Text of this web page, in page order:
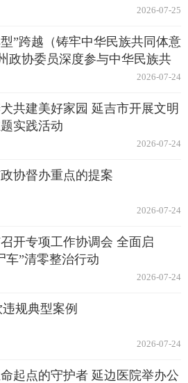
2026-07-25
”跨越（铸牢中华民族共同体意
协委员深度参与中华民族共
2026-07-24
共建美好家园 延吉市开展文明
实践活动
2026-07-24
协督办重点的提案
2026-07-24
开专项工作协调会 全面启
车”清零整治行动
2026-07-24
规典型案例
2026-07-24
起点的守护者 延边医院举办公